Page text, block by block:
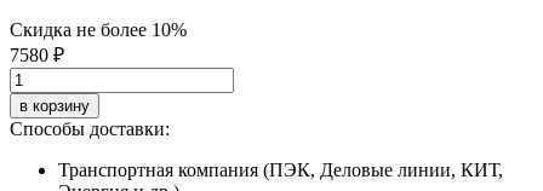
Скидка не более 10%
7580 ₽
в корзину
Способы доставки:
Транспортная компания (ПЭК, Деловые линии, КИТ,